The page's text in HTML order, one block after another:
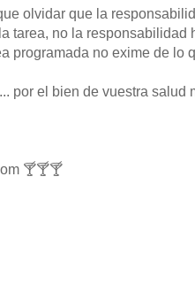
olvidar que la
tarea, no la responsabilidad
programada no exime de lo
por el bien de vuestra salud
🍸🍸🍸